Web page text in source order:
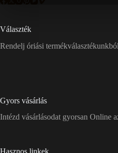
Választék
Rendelj óriási
Gyors vásárlás
Intézd vásárlásodat gyorsan Online